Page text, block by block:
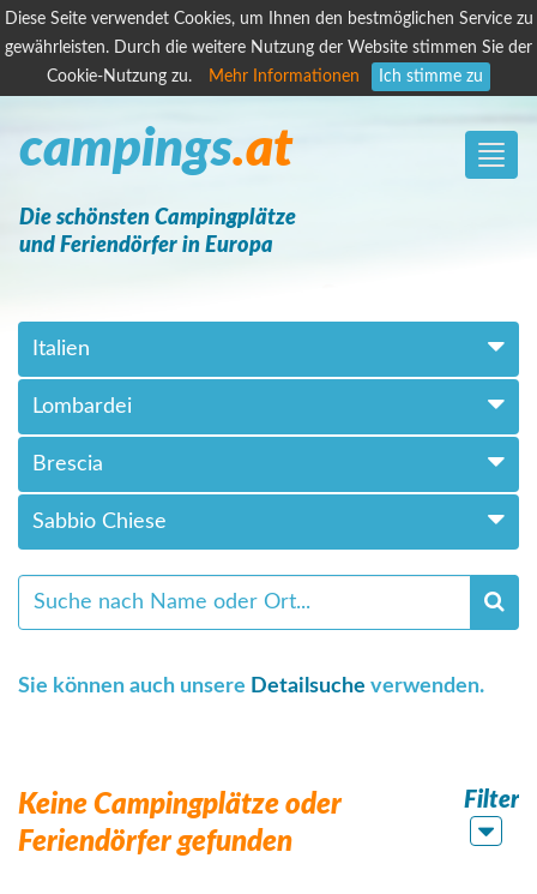
Diese Seite verwendet Cookies, um Ihnen den bestmöglichen Service zu
gewährleisten. Durch die weitere Nutzung der Website stimmen Sie der
Cookie-Nutzung zu.
Mehr Informationen Ich stimme zu
Toggle
campings.at
Die schönsten Campingplätze
und Feriendörfer in Europa
Italien
Lombardei
Brescia
Sabbio Chiese
Sie können auch unsere Detailsuche verwenden.
Keine Campingplätze oder
Feriendörfer gefunden
Filter